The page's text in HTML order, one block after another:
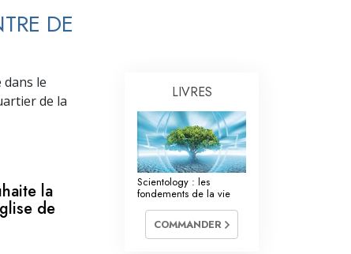
Les fondements des relations publiques
La technologie de l’étude
La communication
DE
le
de la
la
de
LIVRES
Scientology : les
fondements de la vie
COMMANDER